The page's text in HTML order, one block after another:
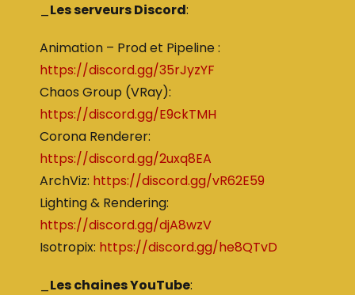
Les serveurs Discord:
Animation – Prod et Pipeline :
https://discord.gg/35rJyzYF
Chaos Group (VRay):
https://discord.gg/E9ckTMH
Corona Renderer:
https://discord.gg/2uxq8EA
ArchViz: https://discord.gg/vR62E59
Lighting & Rendering:
https://discord.gg/djA8wzV
Isotropix: https://discord.gg/he8QTvD
Les chaines YouTube: